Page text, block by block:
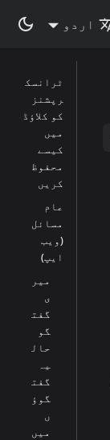
اردو
ٹرانسک
رپشنز
کو کلاؤڈ
میں
کیسے
محفوظ
کریں
عام
مسائل
(ویب
ایپ)
میر
ی
گفت
گو
حال
یہ
گفت
گوؤ
ں
میں